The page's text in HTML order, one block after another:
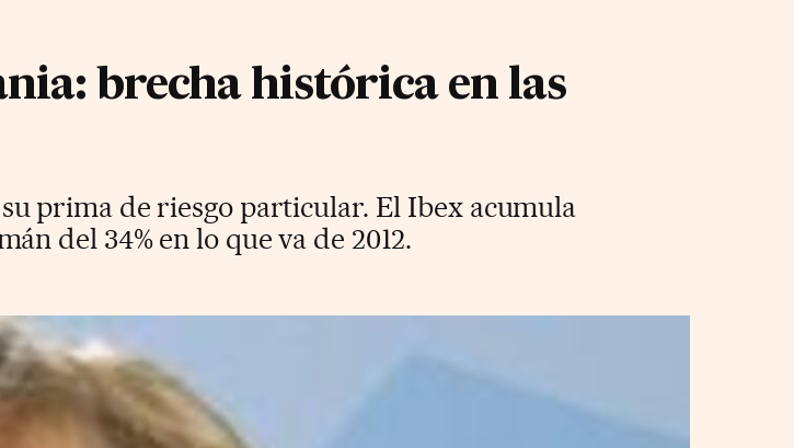
brecha histórica en las
prima de riesgo particular. El Ibex acumula
del 34% en lo que va de 2012.